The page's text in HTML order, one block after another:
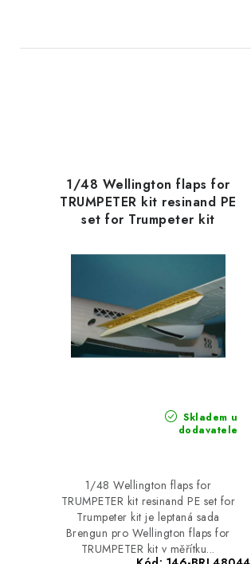
1/48 Wellington flaps for
TRUMPETER kit resinand PE
set for Trumpeter kit
Skladem u
dodavatele
1/48 Wellington flaps for
TRUMPETER kit resinand PE set for
Trumpeter kit je leptaná sada
Brengun pro Wellington flaps for
TRUMPETER kit v měřítku...